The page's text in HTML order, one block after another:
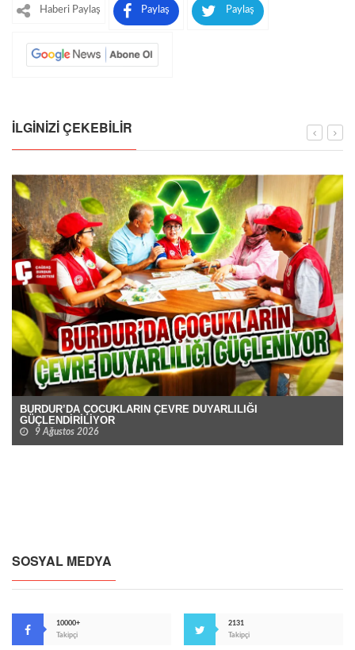
Haberi Paylaş Paylaş Paylaş
İLGINIZI ÇEKEBILIR
BURDUR’DA ÇOCUKLARIN ÇEVRE DUYARLILIĞI
GÜÇLENDİRİLİYOR
9 Ağustos 2026
SOSYAL MEDYA
10000+
Takipçi
2131
Takipçi